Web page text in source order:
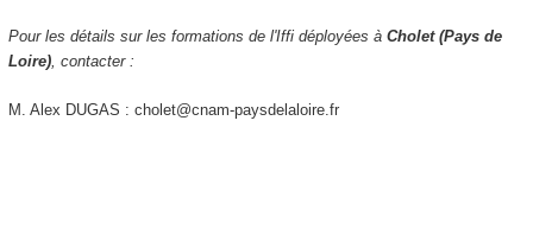
Pour les détails sur les formations de l'Iffi déployées à Cholet (Pays de
Loire), contacter :
M. Alex DUGAS : cholet@cnam-paysdelaloire.fr